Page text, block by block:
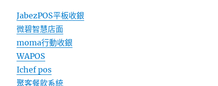
JabezPOS平板收銀
微碧智慧店面
moma行動收銀
WAPOS
Ichef pos
聚客餐飲系統